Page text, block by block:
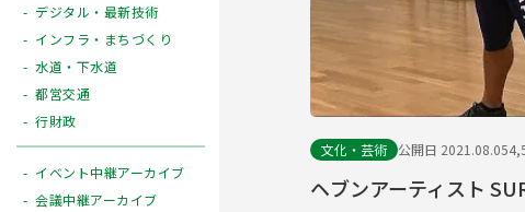
デジタル・最新技術
インフラ・まちづくり
水道・下水道
都営交通
行財政
イベント中継アーカイブ
会議中継アーカイブ
文化・芸術 公開日 2021.08.05
ヘブンアーティスト